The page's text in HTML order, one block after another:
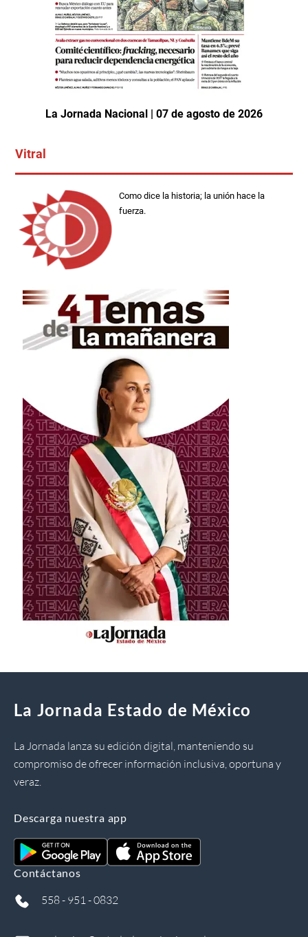
La Jornada Nacional | 07 de agosto de 2026
Vitral
Como dice la historia; la unión hace la
fuerza.
La Jornada Estado de México
La Jornada lanza su edición digital, manteniendo su
compromiso de ofrecer información inclusiva, oportuna y
veraz.
Descarga nuestra app
Contáctanos
558 - 951 - 0832